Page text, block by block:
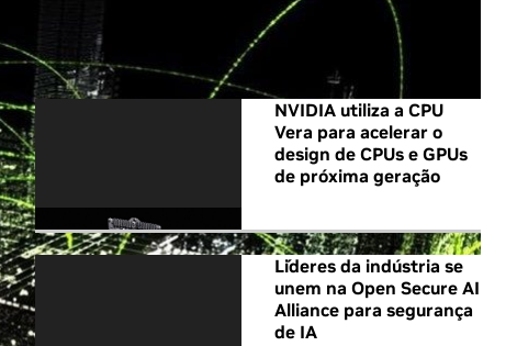
All NVIDIA News
NVIDIA utiliza a CPU
Vera para acelerar o
design de CPUs e GPUs
de próxima geração
Líderes da indústria se
unem na Open Secure AI
Alliance para segurança
de IA